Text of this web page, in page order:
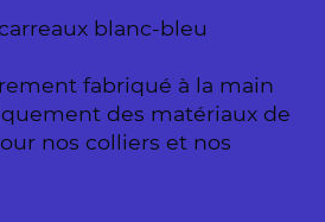
blanc-bleu
fabriqué à la main
des matériaux de
nos colliers et nos